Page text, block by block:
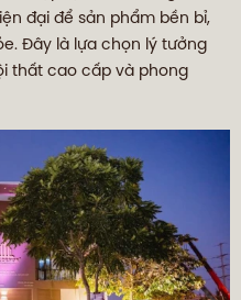
đại để sản phẩm bền bỉ,
Đây là lựa chọn lý tưởng
thất cao cấp và phong